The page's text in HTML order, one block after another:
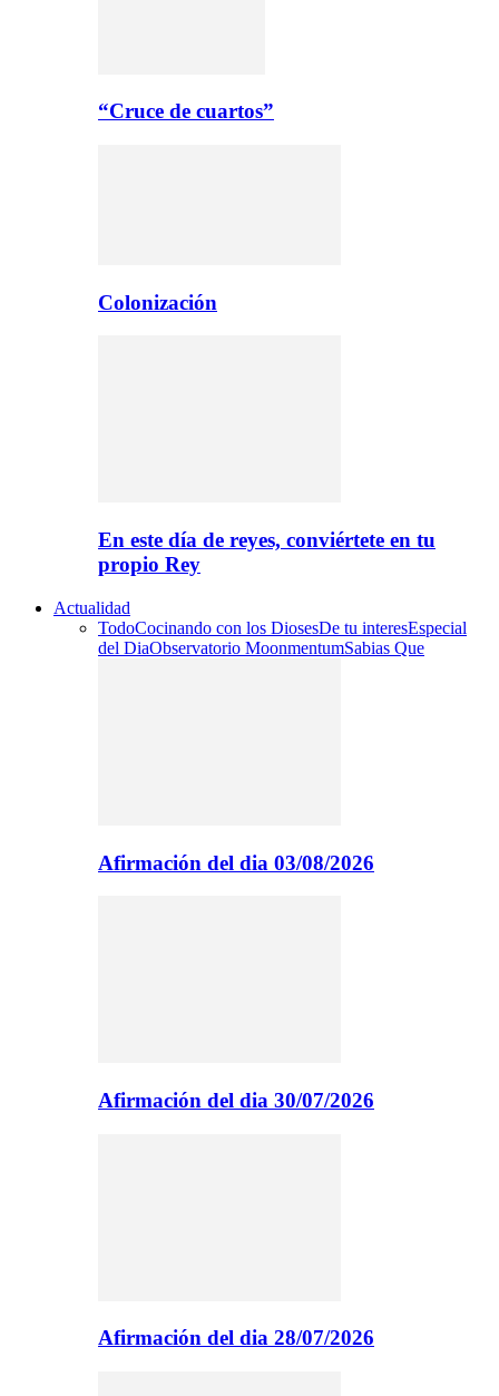
“Cruce de cuartos”
Colonización
En este día de reyes, conviértete en tu
propio Rey
Actualidad
TodoCocinando con los DiosesDe tu interesEspecial
del DiaObservatorio MoonmentumSabias Que
Afirmación del dia 03/08/2026
Afirmación del dia 30/07/2026
Afirmación del dia 28/07/2026